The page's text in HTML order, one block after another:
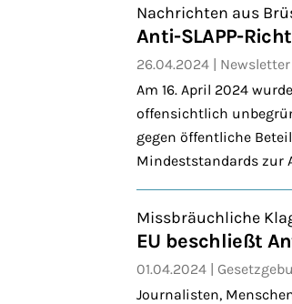
Nachrichten aus
Anti-SLAPP-
26.04.2024
Newsletter
Am 16. April 2024
offensichtlich
gegen öffentliche
Mindeststandards zur
Missbräuchliche
EU beschließt
01.04.2024
Journalisten,